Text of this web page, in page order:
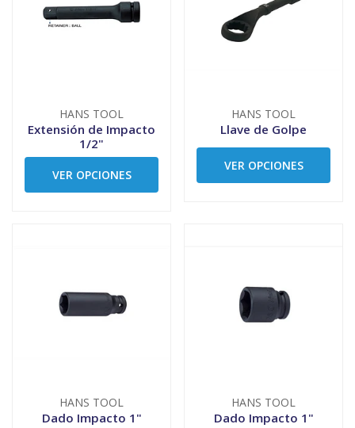
HANS TOOL
Extensión de Impacto
1/2"
VER OPCIONES
HANS TOOL
Llave de Golpe
VER OPCIONES
HANS TOOL
Dado Impacto 1"
HANS TOOL
Dado Impacto 1"